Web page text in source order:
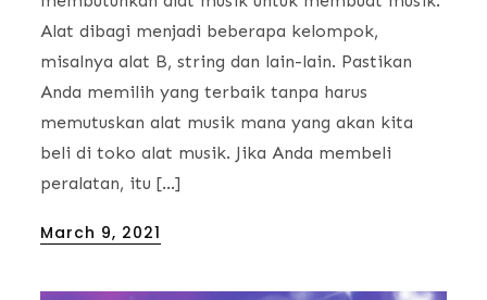
Alat dibagi menjadi beberapa kelompok,
misalnya alat B, string dan lain-lain. Pastikan
Anda memilih yang terbaik tanpa harus
memutuskan alat musik mana yang akan kita
beli di toko alat musik. Jika Anda membeli
peralatan, itu […]
Posted
March 9, 2021